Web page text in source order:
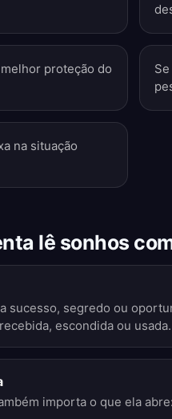
proteção do
na situação
lê sonhos
sucesso, segredo ou
escondida ou usada.
importa o que ela